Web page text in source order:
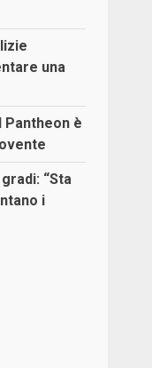
una
Pantheon è
“Sta
i